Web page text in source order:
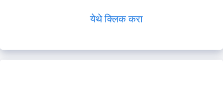
येथे क्लिक करा